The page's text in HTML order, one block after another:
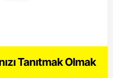
Tanıtmak Olmak